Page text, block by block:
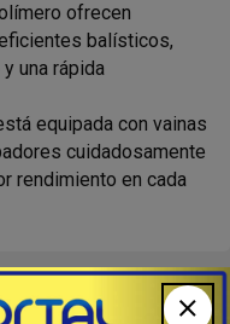
ofrecen
balísticos,
una rápida
equipada con vainas
cuidadosamente
rendimiento en cada